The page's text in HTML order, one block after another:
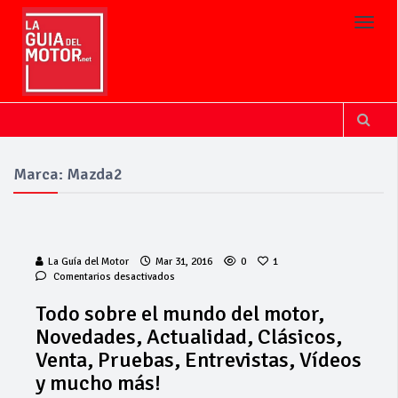
Marca: Mazda2
La Guía del Motor Mar 31, 2016 0
1
Comentarios desactivados
el
mundo
del
motor,
Todo sobre el mundo del motor,
Novedades, Actualidad, Clásicos,
Venta, Pruebas, Entrevistas, Vídeos
y mucho más!